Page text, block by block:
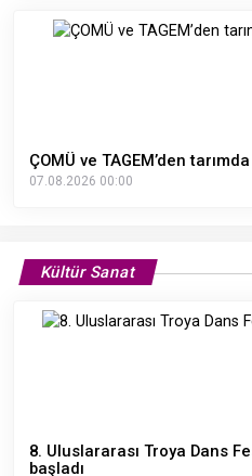
ÇOMÜ ve TAGEM’den
07.08.2026 00:00
Kültür Sanat
8. Uluslararası Troya Dans
başladı